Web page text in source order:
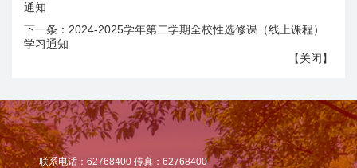
通知
下一条： 2024-2025学年第二学期全校性选修课（线上课程）
学习通知
【关闭】
联系电话：62768400 传真：62768400